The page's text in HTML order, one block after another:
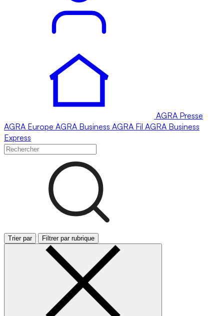
AGRA Presse
AGRA Europe AGRA Business AGRA Fil AGRA Business
Express
Trier par Filtrer par rubrique